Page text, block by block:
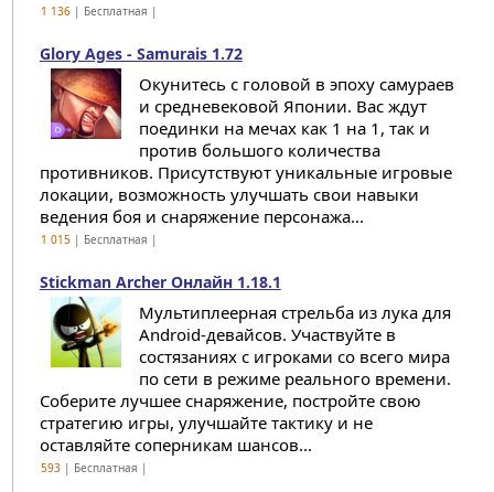
1 136| Бесплатная |
Glory Ages - Samurais 1.72
Окунитесь с головой в эпоху самураев
и средневековой Японии. Вас ждут
поединки на мечах как 1 на 1, так и
против большого количества
противников. Присутствуют уникальные игровые
локации, возможность улучшать свои навыки
ведения боя и снаряжение персонажа...
1 015| Бесплатная |
Stickman Archer Онлайн 1.18.1
Мультиплеерная стрельба из лука для
Android-девайсов. Участвуйте в
состязаниях с игроками со всего мира
по сети в режиме реального времени.
Соберите лучшее снаряжение, постройте свою
стратегию игры, улучшайте тактику и не
оставляйте соперникам шансов...
593| Бесплатная |